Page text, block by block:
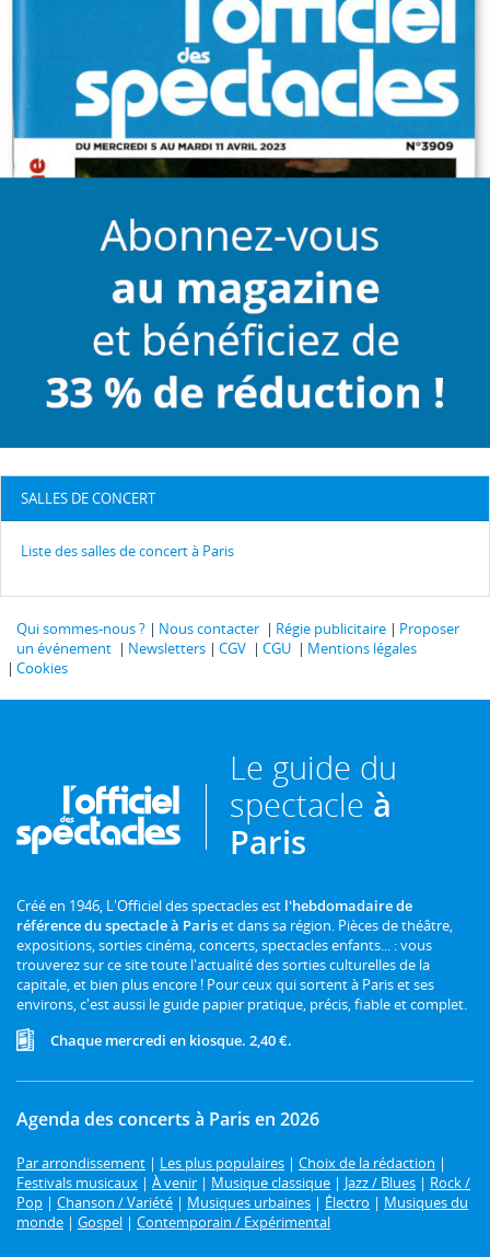
SALLES DE CONCERT
Liste des salles de concert à Paris
Qui sommes-nous ? Nous contacter Régie publicitaire
Proposer
un événement
Newsletters CGV CGU
Mentions légales
Cookies
Le guide du
spectacle à
Paris
Créé en 1946, L'Officiel des spectacles est l'hebdomadaire de
référence du spectacle à Pariset dans sa région. Pièces de théâtre,
expositions, sorties cinéma, concerts, spectacles enfants... : vous
trouverez sur ce site toute l'actualité des sorties culturelles de la
capitale, et bien plus encore ! Pour ceux qui sortent à Paris et ses
environs, c'est aussi le guide papier pratique, précis, fiable et complet.
Chaque mercredi en kiosque. 2,40 €.
Agenda des concerts à Paris en 2026
Par arrondissement | Les plus populaires | Choix de la rédaction |
Festivals musicaux | À venir | Musique classique | Jazz / Blues | Rock /
Pop | Chanson / Variété | Musiques urbaines | Électro | Musiques du
monde | Gospel | Contemporain / Expérimental